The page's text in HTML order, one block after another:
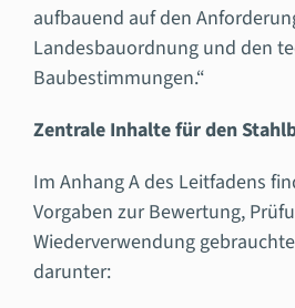
aufbauend auf den
Landesbauordnung und den
Baubestimmungen.“
Zentrale Inhalte für den
Im Anhang A des Leitfadens
Vorgaben zur Bewertung,
Wiederverwendung
darunter: